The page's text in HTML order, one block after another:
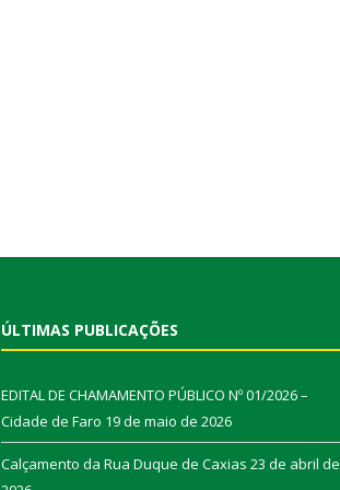
ÚLTIMAS PUBLICAÇÕES
EDITAL DE CHAMAMENTO PÚBLICO Nº 01/2026 –
Cidade de Faro 19 de maio de 2026
Calçamento da Rua Duque de Caxias 23 de abril de